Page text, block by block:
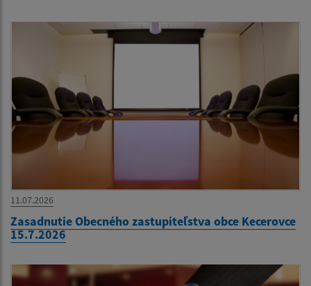
11.07.2026
Zasadnutie Obecného zastupiteľstva obce Kecerovce
15.7.2026